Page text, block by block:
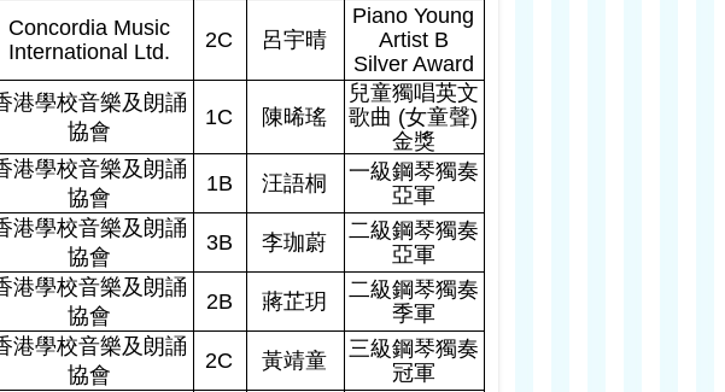
Concordia Music
International Ltd.
2C 呂宇晴
Piano Young
Artist B
Silver Award
港學校音樂及朗誦
協會
1C 陳晞瑤
兒童獨唱英文
歌曲 (女童聲)
金獎
港學校音樂及朗誦
協會
1B 汪語桐 一級鋼琴獨奏
亞軍
港學校音樂及朗誦
協會
3B 李珈蔚
二級鋼琴獨奏
亞軍
港學校音樂及朗誦
協會
2B 蔣芷玥
二級鋼琴獨奏
季軍
港學校音樂及朗誦
協會
2C 黃靖童
三級鋼琴獨奏
冠軍